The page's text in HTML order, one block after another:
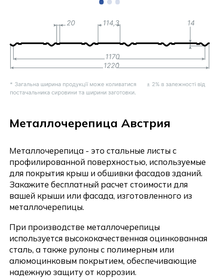
Металлочерепица Австрия
Металлочерепица - это стальные листы с
профилированной поверхностью, используемые
для покрытия крыш и обшивки фасадов зданий.
Закажите бесплатный расчет стоимости для
вашей крыши или фасада, изготовленного из
металлочерепицы.
При производстве металлочерепицы
используется высококачественная оцинкованная
сталь, а также рулоны с полимерным или
алюмоцинковым покрытием, обеспечивающие
надежную защиту от коррозии.